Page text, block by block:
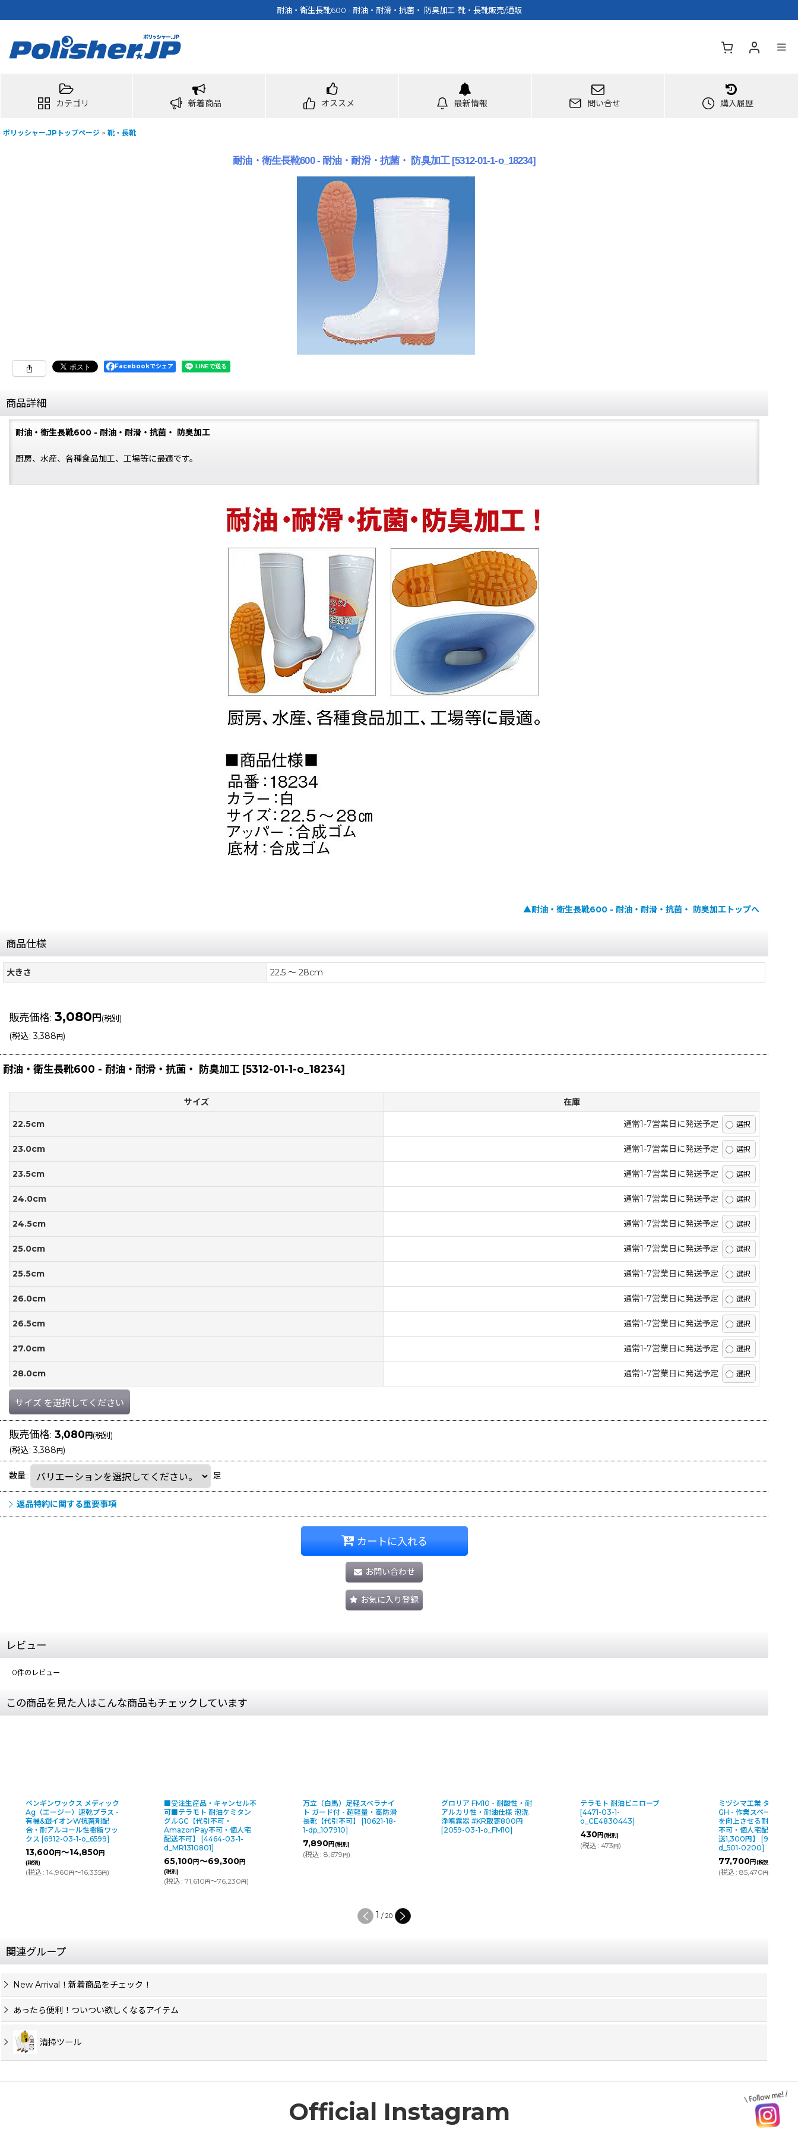
耐油・衛生長靴600 - 耐油・耐滑・抗菌・ 防臭加工-靴・長靴販売/通販
カテゴリ 新着商品 オススメ 最新情報 問い合せ 購入履歴
ポリッシャー.JPトップページ > 靴・長靴
耐油・衛生長靴600 - 耐油・耐滑・抗菌・ 防臭加工 [5312-01-1-o_18234]
Facebookでシェア
商品詳細
耐油・衛生長靴600 - 耐油・耐滑・抗菌・ 防臭加工
厨房、水産、各種食品加工、工場等に最適です。
▲耐油・衛生長靴600 - 耐油・耐滑・抗菌・ 防臭加工トップへ
商品仕様
大きさ 22.5 〜 28cm
販売価格: 3,080円(税別)
(税込: 3,388円)
耐油・衛生長靴600 - 耐油・耐滑・抗菌・ 防臭加工 [5312-01-1-o_18234]
サイズ 在庫
22.5cm 通常1-7営業日に発送予定
23.0cm 通常1-7営業日に発送予定
23.5cm 通常1-7営業日に発送予定
24.0cm 通常1-7営業日に発送予定
24.5cm 通常1-7営業日に発送予定
25.0cm 通常1-7営業日に発送予定
25.5cm 通常1-7営業日に発送予定
26.0cm 通常1-7営業日に発送予定
26.5cm 通常1-7営業日に発送予定
27.0cm 通常1-7営業日に発送予定
28.0cm 通常1-7営業日に発送予定
サイズ を選択してください
販売価格: 3,080円(税別)
(税込: 3,388円)
数量: 足
返品特約に関する重要事項
カートに入れる
お問い合わせ
お気に入り登録
レビュー
0件のレビュー
この商品を見た人はこんな商品もチェックしています
■受注生産品・キャンセル不
可■テラモト 耐油ケミタン
グルGC【代引不可・
AmazonPay不可・個人宅
配送不可】 [4464-03-1-
d_MR1310801]
65,100
(税別)
万立（白馬）足軽スベラナイ
ト ガード付 - 超軽量・高防滑
長靴【代引不可】
1-dp_107910]
7,890円(税別)
8,679
グロリア FM10 - 耐酸性・耐
アルカリ性・耐油仕様 泡洗
浄噴霧器 #KR取寄800円
[ 2059-03-1-o_FM10
テラモト 耐油ビニローブ
[4471-03-1-
o_CE4830443]
430 (税別)
ミヅシマ工業 ダイヤマット
GH - 作業スペースの安全性
を向上させる耐油対応【代引
不可・個人宅配送不可・#直
送1,300円】
d_501-0200
テラモト 耐油クッ
ットFW [8624-03-
o_MR9395450
5,740円～19,110
(税込: 6,314
2 /20
関連グループ
New Arrival！新着商品をチェック！
あったら便利！ついつい欲しくなるアイテム
清掃ツール
Official Instagram